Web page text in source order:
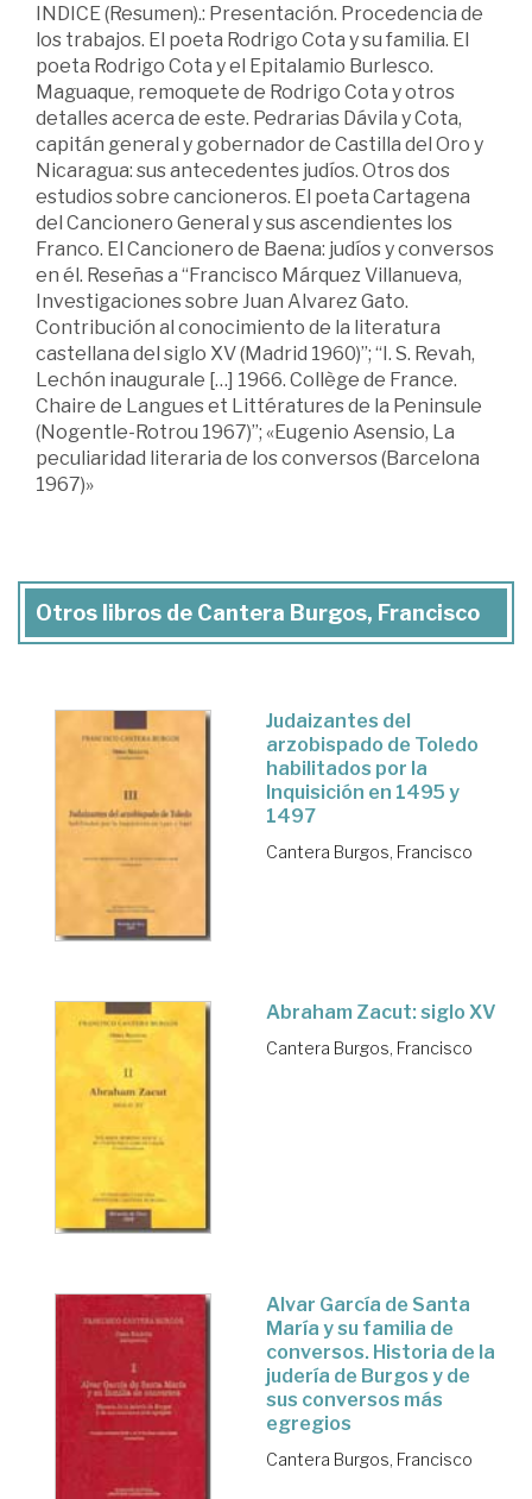
INDICE (Resumen).: Presentación. Procedencia de
los trabajos. El poeta Rodrigo Cota y su familia. El
poeta Rodrigo Cota y el Epitalamio Burlesco.
Maguaque, remoquete de Rodrigo Cota y otros
detalles acerca de este. Pedrarias Dávila y Cota,
capitán general y gobernador de Castilla del Oro y
Nicaragua: sus antecedentes judíos. Otros dos
estudios sobre cancioneros. El poeta Cartagena
del Cancionero General y sus ascendientes los
Franco. El Cancionero de Baena: judíos y conversos
en él. Reseñas a “Francisco Márquez Villanueva,
Investigaciones sobre Juan Alvarez Gato.
Contribución al conocimiento de la literatura
castellana del siglo XV (Madrid 1960)”; “I. S. Revah,
Lechón inaugurale […] 1966. Collège de France.
Chaire de Langues et Littératures de la Peninsule
(Nogentle-Rotrou 1967)”; «Eugenio Asensio, La
peculiaridad literaria de los conversos (Barcelona
1967)»
Otros libros de Cantera Burgos, Francisco
Judaizantes del
arzobispado de Toledo
habilitados por la
Inquisición en 1495 y
1497
Cantera Burgos, Francisco
Abraham Zacut: siglo XV
Cantera Burgos, Francisco
Alvar García de Santa
María y su familia de
conversos. Historia de la
judería de Burgos y de
sus conversos más
egregios
Cantera Burgos, Francisco